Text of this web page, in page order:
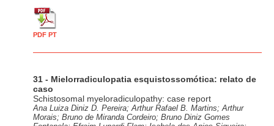
PDF PT
31 - Mielorradiculopatia esquistossomótica: relato de
caso
Schistosomal myeloradiculopathy: case report
Ana Luiza Diniz D. Pereira; Arthur Rafael B. Martins; Arthur
Morais; Bruno de Miranda Cordeiro; Bruno Diniz Gomes